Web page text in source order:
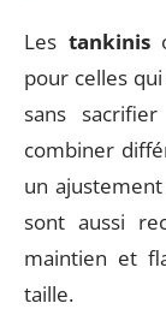
Les tankinis
pour celles
sans
combiner
un
sont aussi
maintien et
taille.